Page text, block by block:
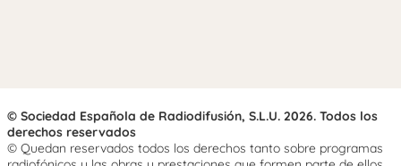
© Sociedad Española de Radiodifusión, S.L.U. 2026. Todos los
derechos reservados
© Quedan reservados todos los derechos tanto sobre programas